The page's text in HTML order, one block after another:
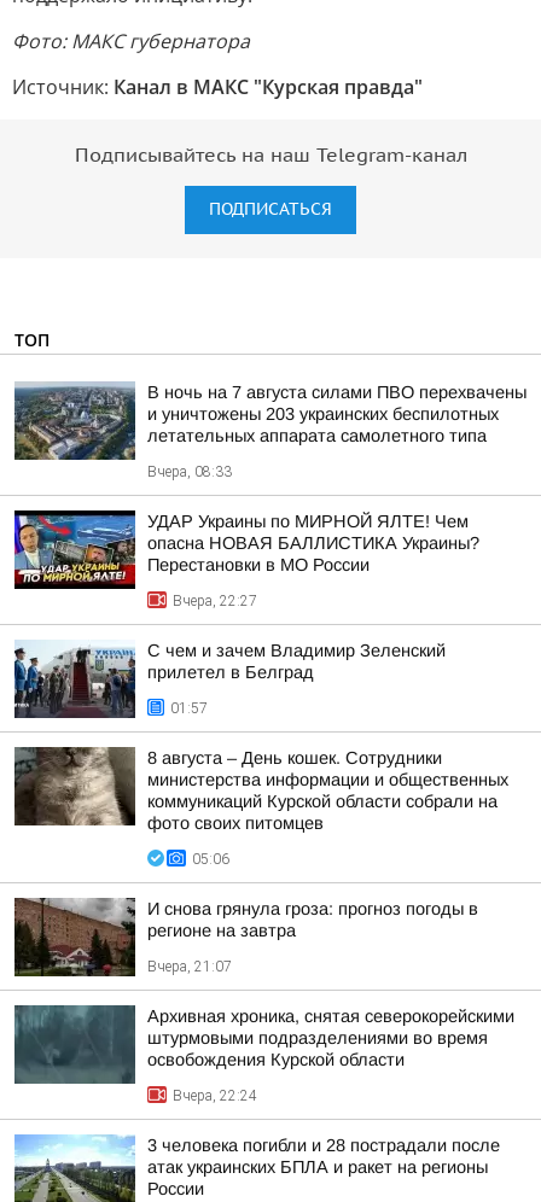
Фото: МАКС губернатора
Источник: Канал в МАКС "Курская правда"
Подписывайтесь на наш Telegram-канал
ПОДПИСАТЬСЯ
ТОП
В ночь на 7 августа силами ПВО перехвачены
и уничтожены 203 украинских беспилотных
летательных аппарата самолетного типа
Вчера, 08:33
УДАР Украины по МИРНОЙ ЯЛТЕ! Чем
опасна НОВАЯ БАЛЛИСТИКА Украины?
Перестановки в МО России
Вчера, 22:27
С чем и зачем Владимир Зеленский
прилетел в Белград
01:57
8 августа – День кошек. Сотрудники
министерства информации и общественных
коммуникаций Курской области собрали на
фото своих питомцев
05:06
И снова грянула гроза: прогноз погоды в
регионе на завтра
Вчера, 21:07
Архивная хроника, снятая северокорейскими
штурмовыми подразделениями во время
освобождения Курской области
Вчера, 22:24
3 человека погибли и 28 пострадали после
атак украинских БПЛА и ракет на регионы
России